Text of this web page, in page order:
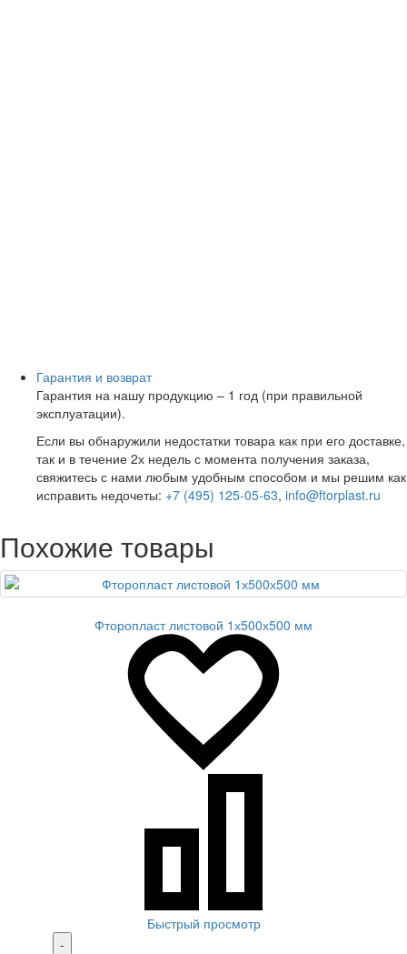
Гарантия и возврат
Гарантия на нашу продукцию – 1 год (при правильной
эксплуатации).
Если вы обнаружили недостатки товара как при его доставке,
так и в течение 2х недель с момента получения заказа,
свяжитесь с нами любым удобным способом и мы решим как
исправить недочеты: +7 (495) 125-05-63, info@ftorplast.ru
Похожие товары
Фторопласт листовой 1х500х500 мм
Быстрый просмотр
-